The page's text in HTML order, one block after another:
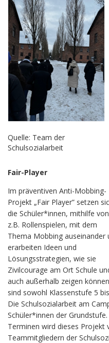
Quelle: Team der
Schulsozialarbeit
Fair-Player
Im präventiven Anti-Mobbing-
Projekt „Fair Player” setzen
die Schüler*innen, mithilfe von
z.B. Rollenspielen, mit dem
Thema Mobbing auseinander
erarbeiten Ideen und
Lösungsstrategien, wie sie
Zivilcourage am Ort Schule
auch außerhalb zeigen
sind sowohl Klassenstufe 5
Die Schulsozialarbeit am
Schüler*innen der
Terminen wird dieses Projekt
Teammitgliedern der